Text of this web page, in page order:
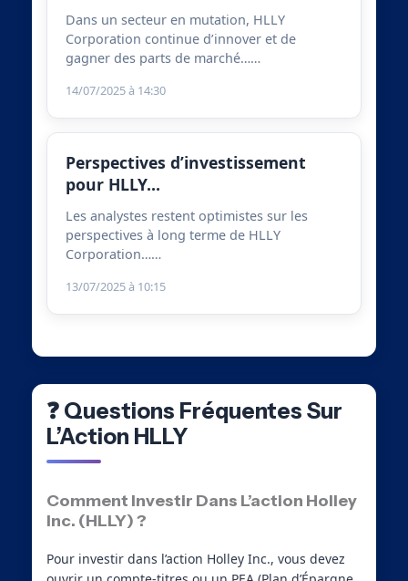
Dans un secteur en mutation, HLLY
Corporation continue d’innover et de
gagner des parts de marché……
14/07/2025 à 14:30
Perspectives d’investissement
pour HLLY…
Les analystes restent optimistes sur les
perspectives à long terme de HLLY
Corporation……
13/07/2025 à 10:15
❓ Questions Fréquentes Sur
L’Action HLLY
Comment Investir Dans L’action Holley
Inc. (HLLY) ?
Pour investir dans l’action Holley Inc., vous devez